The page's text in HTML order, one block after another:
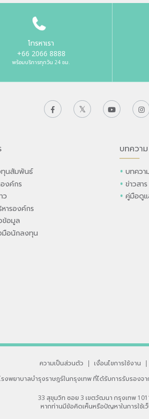
โทรหาเรา
+66 2066 8888
พร้อมบริการทุกวัน 24 ชม.
นสัมพันธ์
งค์กร
ว
หารองค์กร
ข้อมูล
มือนักลงทุน
บทความ
บทควา
ข่าวสาร
คู่มือดู
ความเป็นส่วนตัว | เงื่อนไขการใช้งาน |
งพยาบาลบำรุงราษฎร์ในกรุงเทพที่ได้รับการรับรองจา
33 สุขุมวิท ซอย 3 เขตวัฒนา กรุงเทพ
หากท่านมีข้อคิดเห็นหรือปัญหาในการใช้เ